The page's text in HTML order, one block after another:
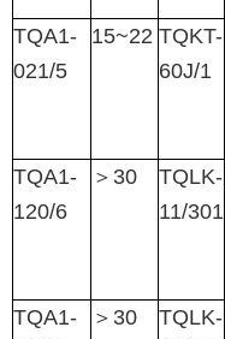
TQA1-
021/5
15~22 TQKT-
60J/1
TQA1-
120/6
＞ 30
TQLK-
11/301
TQA1-
＞ 30
TQLK-